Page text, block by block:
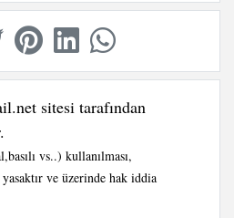
sitesi tarafından
vs..) kullanılması,
ve üzerinde hak iddia